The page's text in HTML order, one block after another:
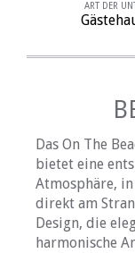
ART DER
Das On The
bietet eine
Atmosphäre,
direkt am
Design, die
harmonische